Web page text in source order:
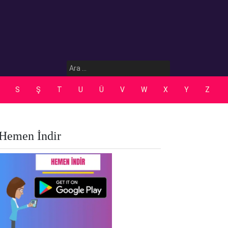
Arama:
S Ş T U Ü V W X Y Z
İndir